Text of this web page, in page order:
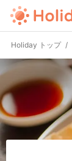
Holiday トップ